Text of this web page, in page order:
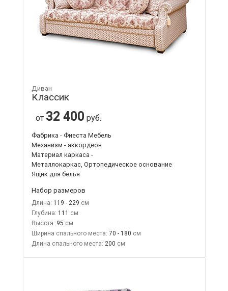
Диван
Классик
от 32 400 руб.
Фабрика - Фиеста Мебель
Механизм - аккордеон
Материал каркаса -
Металлокаркас, Ортопедическое основание
Ящик для белья
Набор размеров
Длина: 119 - 229
Глубина: 111
Высота: 95
Ширина спального места: 70 - 180
Длина спального места: 200